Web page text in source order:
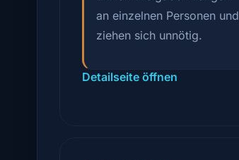
an einzelnen Personen und
ziehen sich unnötig.
Detailseite öffnen